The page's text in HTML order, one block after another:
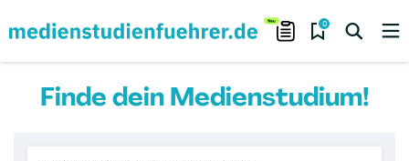
0
Finde dein Medienstudium!